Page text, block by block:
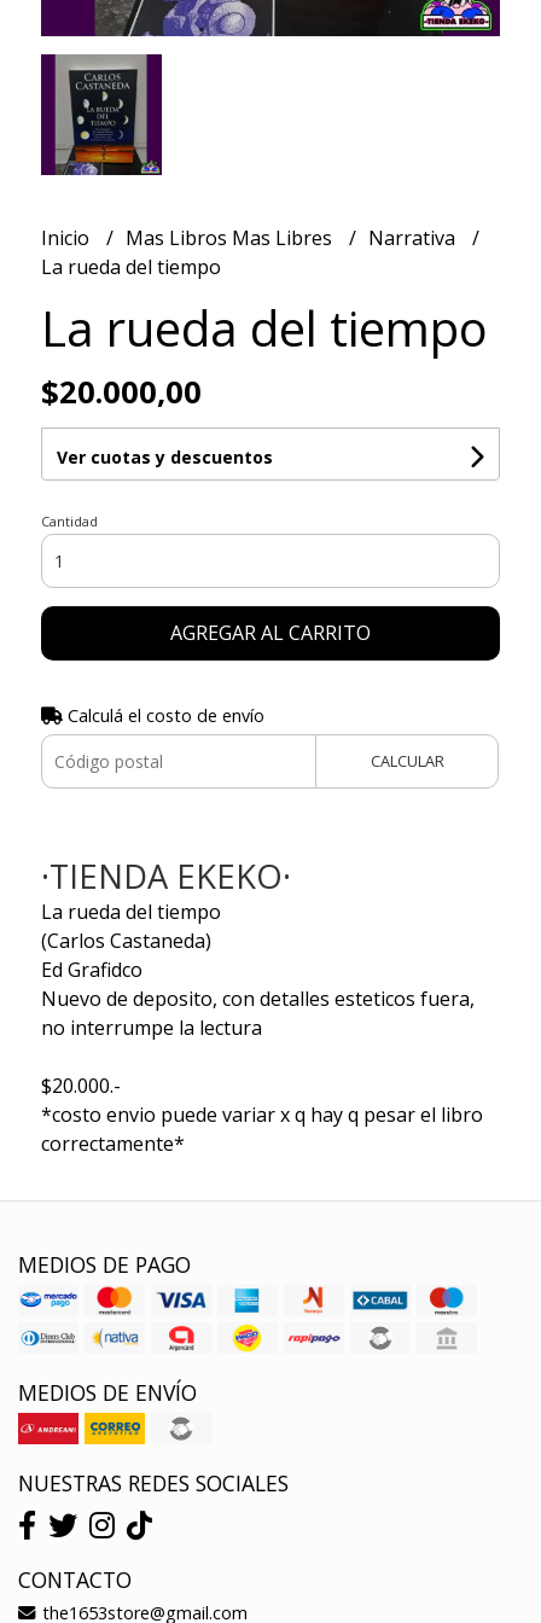
Inicio Mas Libros Mas Libres
Narrativa
La rueda del tiempo
La rueda del tiempo
$20.000,00
Ver cuotas y descuentos
Cantidad
AGREGAR AL CARRITO
Calculá el costo de envío
CALCULAR
·TIENDA EKEKO·
La rueda del tiempo
(Carlos Castaneda)
Ed Grafidco
Nuevo de deposito, con detalles esteticos fuera,
no interrumpe la lectura
$20.000.-
*costo envio puede variar x q hay q pesar el libro
correctamente*
MEDIOS DE PAGO
MEDIOS DE ENVÍO
NUESTRAS REDES SOCIALES
CONTACTO
the1653store@gmail.com